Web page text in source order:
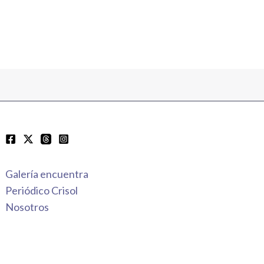
Galería encuentra
Periódico Crisol
Nosotros